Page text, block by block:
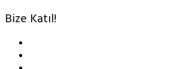
Bize Katıl!